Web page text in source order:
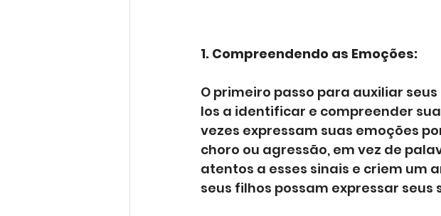
1. Compreendendo as Emoções:
O primeiro passo para auxiliar
los a identificar e compreender
vezes expressam suas emoções
choro ou agressão, em vez de
atentos a esses sinais e criem um
seus filhos possam expressar